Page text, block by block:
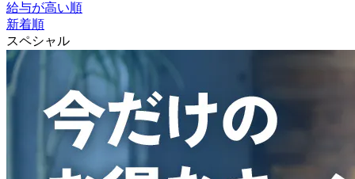
給与が高い順
新着順
スペシャル